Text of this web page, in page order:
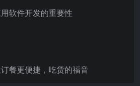
软件开发的重要性
餐更便捷，吃货的福音